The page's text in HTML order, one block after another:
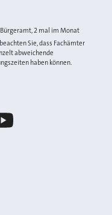
2 mal im Monat
Sie, dass Fachämter
abweichende
haben können.